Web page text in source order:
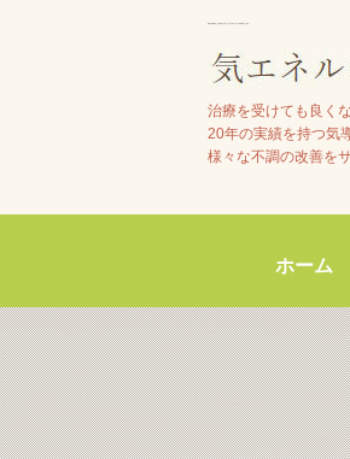
治療を受けても良く
20年の実績を持つ気
様々な不調の改善を
ホーム